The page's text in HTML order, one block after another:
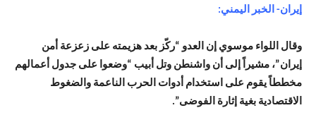
إيران- الخبر اليمني:
وقال اللواء موسوي إن العدو “ركّز بعد هزيمته على زعزعة أمن
إيران”، مشيراً إلى أن واشنطن وتل أبيب “وضعوا على جدول أعمالهم
مخططاً يقوم على استخدام أدوات الحرب الناعمة والضغوط
الاقتصادية بغية إثارة الفوضى”.